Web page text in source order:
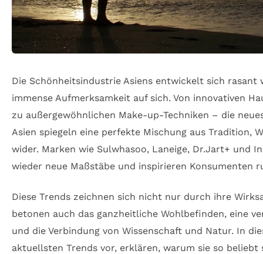
Die Schönheitsindustrie Asiens entwickelt sich
immense Aufmerksamkeit auf sich. Von innovativen
zu außergewöhnlichen Make-up-Techniken – die
Asien spiegeln eine perfekte Mischung aus Tradition,
wider. Marken wie Sulwhasoo, Laneige, Dr.Jart+ und
wieder neue Maßstäbe und inspirieren Konsumenten
Diese Trends zeichnen sich nicht nur durch ihre
betonen auch das ganzheitliche Wohlbefinden, eine
und die Verbindung von Wissenschaft und Natur. In
aktuellsten Trends vor, erklären, warum sie so beliebt